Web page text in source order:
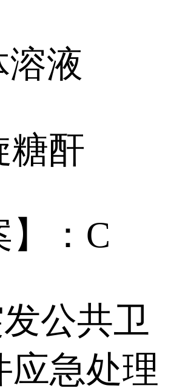
溶液
糖酐
】：C
公共卫
应急处理